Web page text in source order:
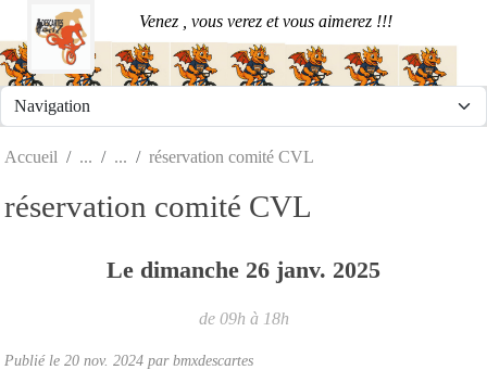
Venez , vous verez et vous aimerez !!!
Accueil réservation comité CVL
réservation comité CVL
Le dimanche 26 janv. 2025
de 09h à 18h
Publié le 20 nov. 2024 parbmxdescartes
Panneau de gestion des cookies